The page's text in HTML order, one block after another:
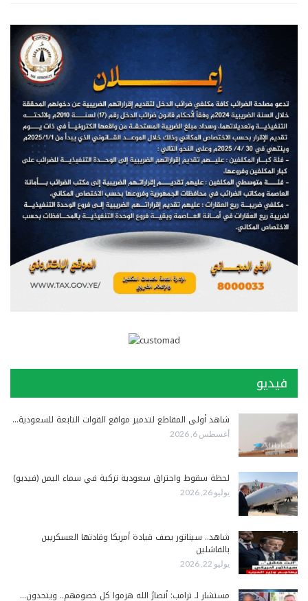
فيديو
شاهد أولى المقاطع لتدمير مواقع القوات التابعة للسعودية…
أغسطس 6, 2026
لحظة سقوط واحتراق سعودية تركية في سماء اليمن (فيديو)
يوليو 26, 2026
شاهد.. سيناتور يصف قيادة أمريكا وقادتها العسكريين
بالفاشلين
يوليو 22, 2026
مستشار لـ ترامب: أنصارُ الله هزموا كل خصومهم.. ويتحدون…